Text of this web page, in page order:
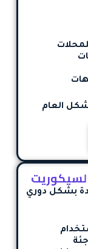
العام
بشكل دوري